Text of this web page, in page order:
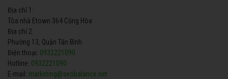
Địa chỉ 1:
Tòa nhà Etown 364 Cộng Hòa
Địa chỉ 2:
Phường 13, Quận Tân Bình
Điện thoại: 0932221090
Hotline: 0932221090
E-mail: marketing@seobalance.net